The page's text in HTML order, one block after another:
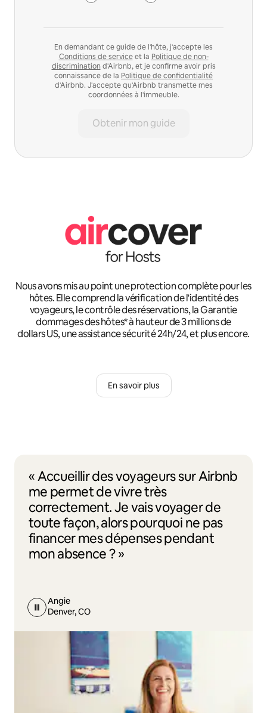
En demandant ce guide de l'hôte, j'accepte les
Conditions de serviceet la Politique de non-
discrimination d'Airbnb, et je confirme avoir pris
connaissance de la Politique de confidentialité
d'Airbnb. J'accepte qu'Airbnb transmette mes
coordonnées à l'immeuble.
Obtenir mon guide
Nous avons mis au point une protection complète pour les
hôtes. Elle comprend la vérification de l'identité des
voyageurs, le contrôle des réservations, la Garantie
dommages des hôtes* à hauteur de 3 millions de
dollars US, une assistance sécurité 24h/24, et plus encore.
En savoir plus
« Accueillir des voyageurs sur Airbnb
me permet de vivre très
correctement. Je vais voyager de
toute façon, alors pourquoi ne pas
financer mes dépenses pendant
mon absence ? »
Angie
Denver, CO